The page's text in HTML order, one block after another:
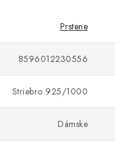
Prstene
8596012230556
Striebro 925/1000
Dámske